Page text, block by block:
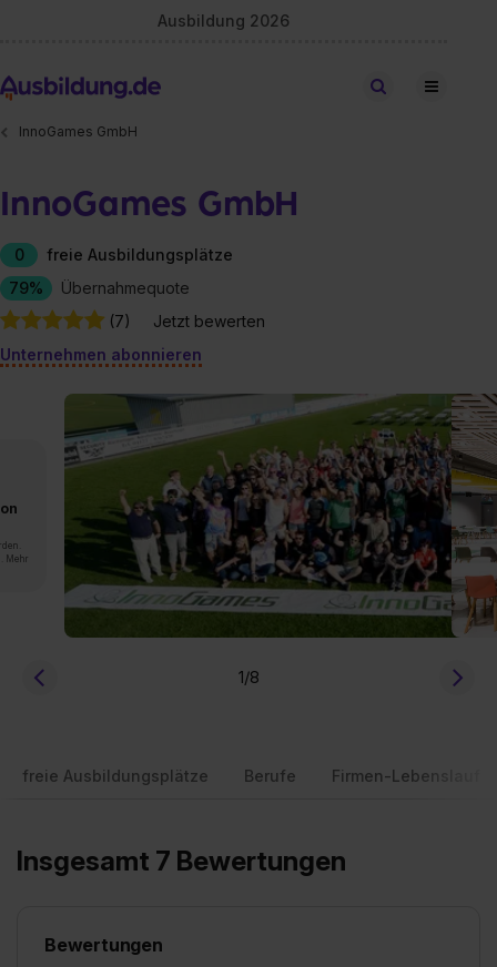
Ausbildung 2026
Stellen finden
InnoGames GmbH
InnoGames GmbH
0
freie Ausbildungsplätze
79%
Übernahmequote
(7)
Jetzt bewerten
Unternehmen abonnieren
Mehr
1/8
freie Ausbildungsplätze Berufe Firmen-Lebenslauf
Insgesamt 7 Bewertungen
Bewertungen